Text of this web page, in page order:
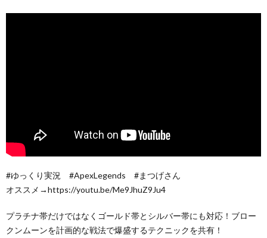
#ゆっくり実況 #ApexLegends #まつげさん
オススメ→https://youtu.be/Me9JhuZ9Ju4
プラチナ帯だけではなくゴールド帯とシルバー帯にも対応！ブロー
クンムーンを計画的な戦法で爆盛するテクニックを共有！